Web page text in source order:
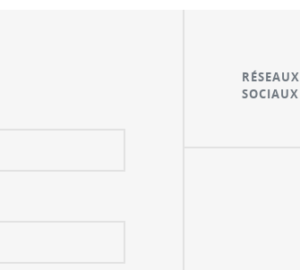
RÉSEAUX
SOCIAUX